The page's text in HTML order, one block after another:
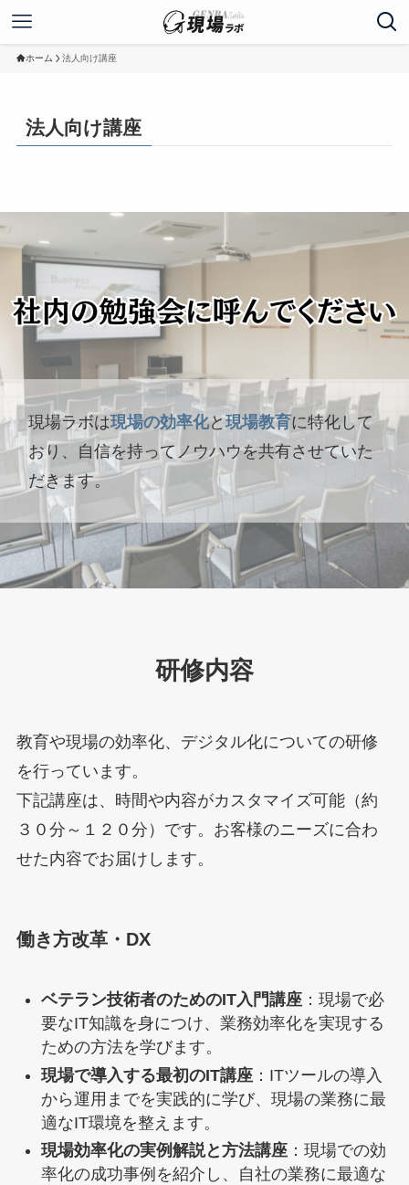
ホーム 法人向け講座
法人向け講座
現場ラボは現場の効率化と現場教育に特化して
おり、自信を持ってノウハウを共有させていた
だきます。
研修内容
教育や現場の効率化、デジタル化についての研修
を行っています。
下記講座は、時間や内容がカスタマイズ可能（約
３０分～１２０分）です。お客様のニーズに合わ
せた内容でお届けします。
働き方改革・DX
ベテラン技術者のためのIT入門講座：現場で必
要なIT知識を身につけ、業務効率化を実現する
ための方法を学びます。
現場で導入する最初のIT講座：ITツールの導入
から運用までを実践的に学び、現場の業務に最
適なIT環境を整えます。
現場効率化の実例解説と方法講座：現場での効
率化の成功事例を紹介し、自社の業務に最適な